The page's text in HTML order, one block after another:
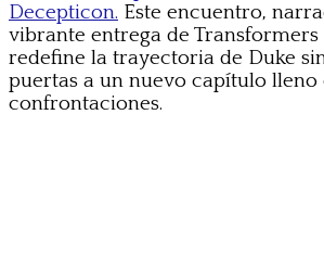
Decepticon. Este encuentro,
vibrante entrega de Transformers
redefine la trayectoria de Duke
puertas a un nuevo capítulo lleno
confrontaciones.